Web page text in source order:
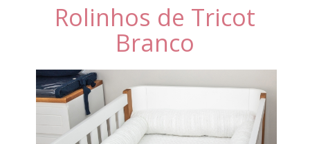
Rolinhos de Tricot
Branco